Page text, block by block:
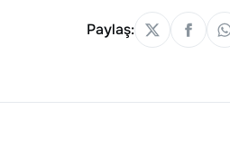
Paylaş: